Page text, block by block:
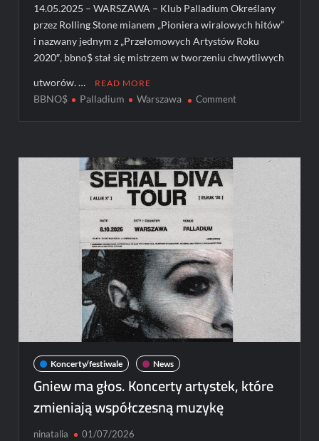
14.05.2025 – WARSZAWA – Klub Palladium Określany
przez Rolling Stone mianem „Pioniera wiralowych hitów”
i nazwany jednym z „Przełomowych Artystów Roku
2020″, bbno$ stał się mistrzem w tworzeniu chwytliwych
utworów. … READ MORE
BBNO$ Palladium Warszawa Commenton
warszawskim
Koncerty/festiwale News
Gniew ma głos. Koncerty artystek, które
zmieniają współczesną muzykę
ninatalia 01/07/2026